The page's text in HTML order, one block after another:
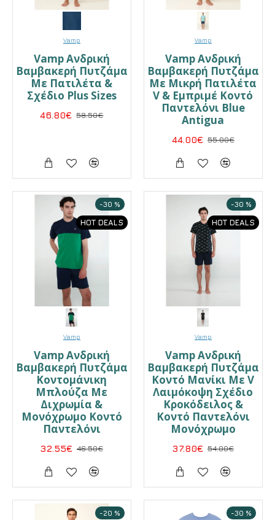
Vamp
Vamp Ανδρική
Βαμβακερή Πυτζάμα
Με Πατιλέτα &
Σχέδιο Plus Sizes
46.80€ 58.50€
Vamp
Vamp Ανδρική
Βαμβακερή Πυτζάμα
Με Μικρή Πατιλέτα
V & Εμπριμέ Κοντό
Παντελόνι Blue
Antigua
44.00€ 55.00€
HOT DEALS
-30 %
Vamp
Vamp Ανδρική
Βαμβακερή Πυτζάμα
Κοντομάνικη
Μπλούζα Με
Διχρωμία &
Μονόχρωμο Κοντό
Παντελόνι
32.55€ 46.50€
HOT DEALS
-30 %
Vamp
Vamp Ανδρική
Βαμβακερή Πυτζάμα
Κοντό Μανίκι Με V
Λαιμόκοψη Σχέδιο
Κροκόδειλος &
Κοντό Παντελόνι
Μονόχρωμο
37.80€ 54.00€
-20 % -30 %